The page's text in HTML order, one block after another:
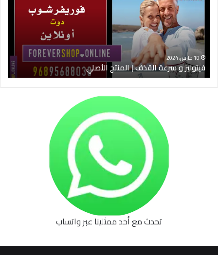
القذف
المنتج
الأصلي
10 مارس، 2024
فيتوليز و سرعة القذف | المنتج الأصلي
تحدث مع أحد ممثلينا عبر واتساب